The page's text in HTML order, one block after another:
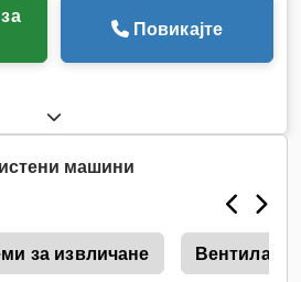
Повикајте
машини
за извличане